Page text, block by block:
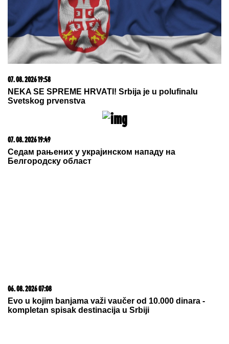
07. 08. 2026 19:58
NEKA SE SPREME HRVATI! Srbija je u polufinalu
Svetskog prvenstva
07. 08. 2026 19:49
Седам рањених у украјинском нападу на
Белгородску област
06. 08. 2026 07:08
Evo u kojim banjama važi vaučer od 10.000 dinara -
kompletan spisak destinacija u Srbiji